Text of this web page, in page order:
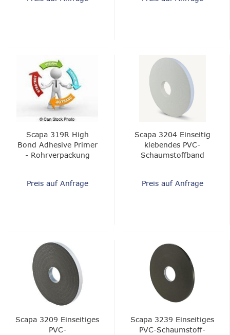
Scapa 319R High
Bond Adhesive Primer
- Rohrverpackung
Preis auf Anfrage
Scapa 3204 Einseitig
klebendes PVC-
Schaumstoffband
Preis auf Anfrage
Scapa 3209 Einseitiges
PVC-
Scapa 3239 Einseitiges
PVC-Schaumstoff-